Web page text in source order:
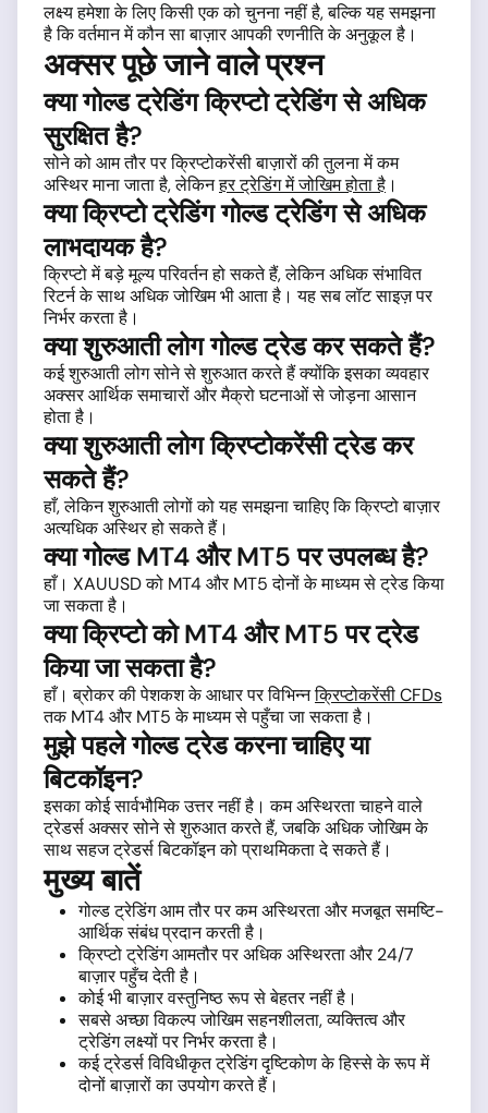
लक्ष्य हमेशा के लिए किसी एक को चुनना नहीं है, बल्कि यह समझना
है कि वर्तमान में कौन सा बाज़ार आपकी रणनीति के अनुकूल है।
अक्सर पूछे जाने वाले प्रश्न
क्या गोल्ड ट्रेडिंग क्रिप्टो ट्रेडिंग से अधिक
सुरक्षित है?
सोने को आम तौर पर क्रिप्टोकरेंसी बाज़ारों की तुलना में कम
अस्थिर माना जाता है, लेकिनहर ट्रेडिंग में जोखिम होता है ।
क्या क्रिप्टो ट्रेडिंग गोल्ड ट्रेडिंग से अधिक
लाभदायक है?
क्रिप्टो में बड़े मूल्य परिवर्तन हो सकते हैं, लेकिन अधिक संभावित
रिटर्न के साथ अधिक जोखिम भी आता है। यह सब लॉट साइज़ पर
निर्भर करता है।
क्या शुरुआती लोग गोल्ड ट्रेड कर सकते हैं?
कई शुरुआती लोग सोने से शुरुआत करते हैं क्योंकि इसका व्यवहार
अक्सर आर्थिक समाचारों और मैक्रो घटनाओं से जोड़ना आसान
होता है।
क्या शुरुआती लोग क्रिप्टोकरेंसी ट्रेड कर
सकते हैं?
हाँ, लेकिन शुरुआती लोगों को यह समझना चाहिए कि क्रिप्टो बाज़ार
अत्यधिक अस्थिर हो सकते हैं।
क्या गोल्ड MT4 और MT5 पर उपलब्ध है?
हाँ। XAUUSD को MT4 और MT5 दोनों के माध्यम से ट्रेड किया
जा सकता है।
क्या क्रिप्टो को MT4 और MT5 पर ट्रेड
किया जा सकता है?
हाँ। ब्रोकर की पेशकश के आधार पर विभिन्नक्रिप्टोकरेंसी CFDs
तक MT4 और MT5 के माध्यम से पहुँचा जा सकता है।
मुझे पहले गोल्ड ट्रेड करना चाहिए या
बिटकॉइन?
इसका कोई सार्वभौमिक उत्तर नहीं है। कम अस्थिरता चाहने वाले
ट्रेडर्स अक्सर सोने से शुरुआत करते हैं, जबकि अधिक जोखिम के
साथ सहज ट्रेडर्स बिटकॉइन को प्राथमिकता दे सकते हैं।
मुख्य बातें
गोल्ड ट्रेडिंग आम तौर पर कम अस्थिरता और मजबूत समष्टि-
आर्थिक संबंध प्रदान करती है।
क्रिप्टो ट्रेडिंग आमतौर पर अधिक अस्थिरता और 24/7
बाज़ार पहुँच देती है।
कोई भी बाज़ार वस्तुनिष्ठ रूप से बेहतर नहीं है।
सबसे अच्छा विकल्प जोखिम सहनशीलता, व्यक्तित्व और
ट्रेडिंग लक्ष्यों पर निर्भर करता है।
कई ट्रेडर्स विविधीकृत ट्रेडिंग दृष्टिकोण के हिस्से के रूप में
दोनों बाज़ारों का उपयोग करते हैं।